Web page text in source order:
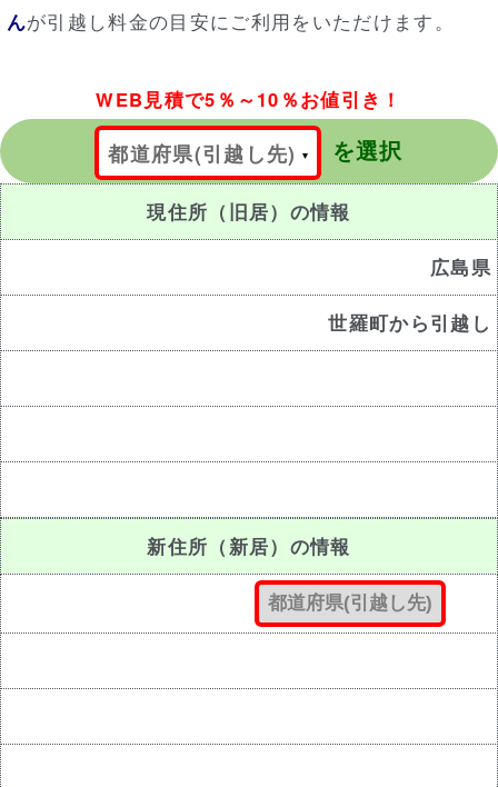
んが引越し料金の目安にご利用をいただけます。
WEB見積で5％～10％お値引き！
都道府県(引越し先) を選択
現住所（旧居）の情報
広島県
世羅町から引越し
新住所（新居）の情報